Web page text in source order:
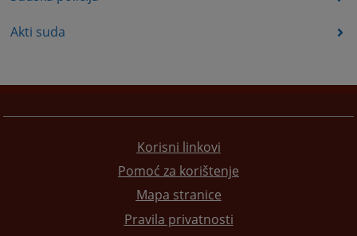
Akti suda
Korisni linkovi
Pomoć za korištenje
Mapa stranice
Pravila privatnosti